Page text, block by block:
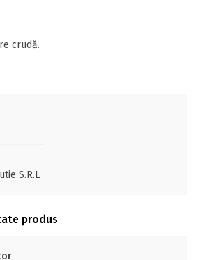
crudă.
S.R.L
produs